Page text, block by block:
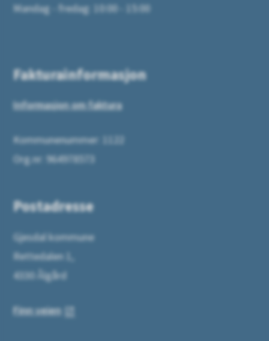
Mandag - fredag: 10:00 - 15:00
Fakturainformasjon
Informasjon om faktura
Kommunenummer: 1122
Org.nr: 964978573
Postadresse
Gjesdal kommune
Rettedalen 1,
4330 Ålgård
Finn veien